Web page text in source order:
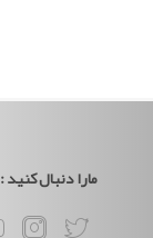
مارا دنبال کنید :